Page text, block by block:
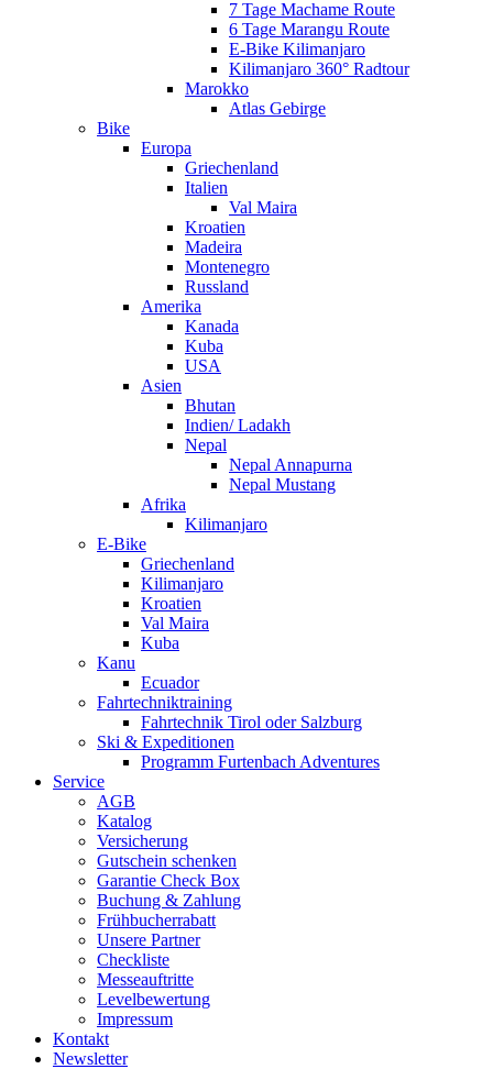
7 Tage Machame Route
6 Tage Marangu Route
E-Bike Kilimanjaro
Kilimanjaro 360° Radtour
Marokko
Atlas Gebirge
Bike
Europa
Griechenland
Italien
Val Maira
Kroatien
Madeira
Montenegro
Russland
Amerika
Kanada
Kuba
USA
Asien
Bhutan
Indien/ Ladakh
Nepal
Nepal Annapurna
Nepal Mustang
Afrika
Kilimanjaro
E-Bike
Griechenland
Kilimanjaro
Kroatien
Val Maira
Kuba
Kanu
Ecuador
Fahrtechniktraining
Fahrtechnik Tirol oder Salzburg
Ski & Expeditionen
Programm Furtenbach Adventures
Service
AGB
Katalog
Versicherung
Gutschein schenken
Garantie Check Box
Buchung & Zahlung
Frühbucherrabatt
Unsere Partner
Checkliste
Messeauftritte
Levelbewertung
Impressum
Kontakt
Newsletter